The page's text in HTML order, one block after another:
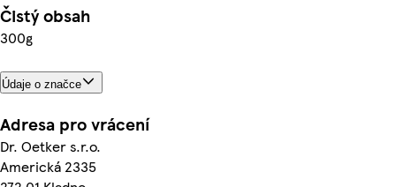
Čistý obsah
300g
Údaje o značce
Adresa pro vrácení
Dr. Oetker s.r.o.
Americká 2335